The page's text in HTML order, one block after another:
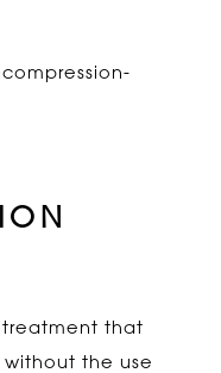
treatment that
the use